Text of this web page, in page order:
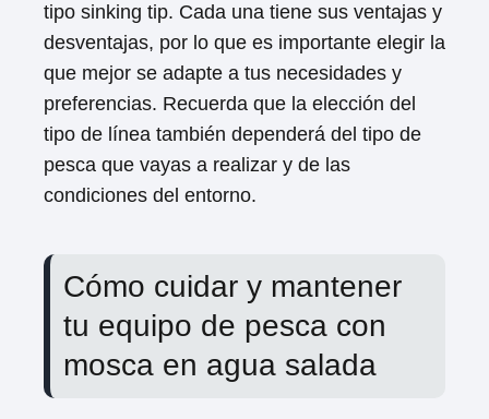
tipo sinking tip. Cada una tiene sus ventajas y
desventajas, por lo que es importante elegir la
que mejor se adapte a tus necesidades y
preferencias. Recuerda que la elección del
tipo de línea también dependerá del tipo de
pesca que vayas a realizar y de las
condiciones del entorno.
Cómo cuidar y mantener
tu equipo de pesca con
mosca en agua salada